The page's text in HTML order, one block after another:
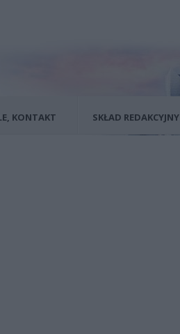
KONTAKT SKŁAD REDAKCYJNY